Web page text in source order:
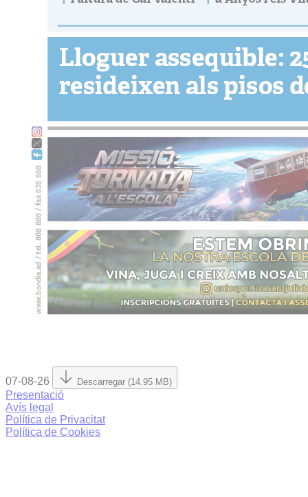
07-08-26 Descarregar (14.95 MB)
Presentació
Avís legal
Política de Privacitat
Política de Cookies